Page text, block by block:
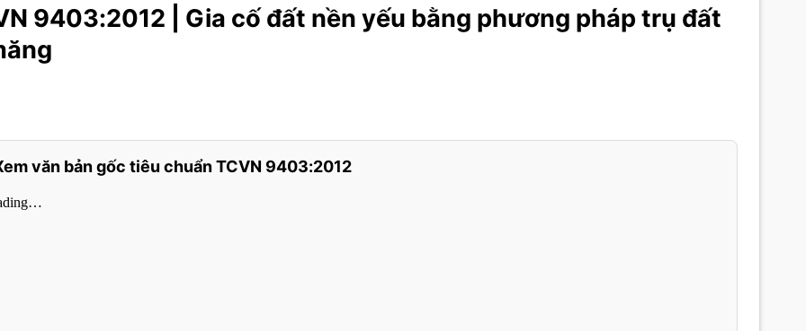
9403:2012 | Gia cố đất nền yếu bằng phương pháp trụ đất
văn bản gốc tiêu chuẩn TCVN 9403:2012